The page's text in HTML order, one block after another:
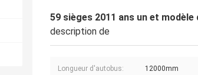
59 sièges 2011 ans un et
description de
Longueur d'autobus: 12000mm